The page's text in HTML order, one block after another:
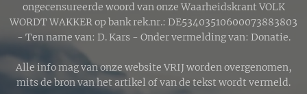
ongecensureerde woord van onze Waarheidskrant VOLK
WORDT WAKKER op bank rek.nr.: DE53403510600073883803
- Ten name van: D. Kars - Onder vermelding van: Donatie.
Alle info mag van onze website VRIJ worden overgenomen,
mits de bron van het artikel of van de tekst wordt vermeld.